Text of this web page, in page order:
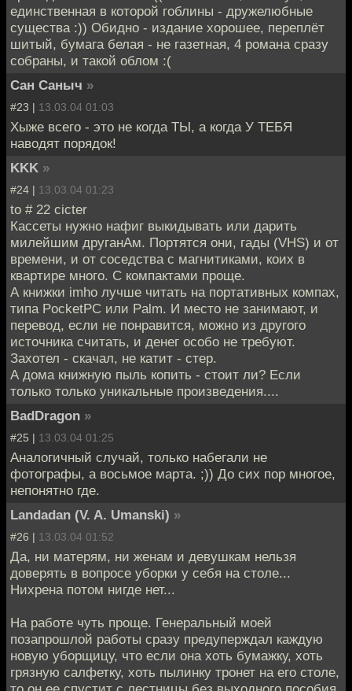
единственная в которой гоблины - дружелюбные
существа :)) Обидно - издание хорошее, переплёт
шитый, бумага белая - не газетная, 4 романа сразу
собраны, и такой облом :(
Cан Саныч »
#23 | 13.03.04 01:03
Хыже всего - это не когда ТЫ, а когда У ТЕБЯ
наводят порядок!
KKK »
#24 | 13.03.04 01:23
to # 22 cicter
Кассеты нужно нафиг выкидывать или дарить
милейшим друганАм. Портятся они, гады (VHS) и от
времени, и от соседства с магнитиками, коих в
квартире много. С компактами проще.
А книжки imho лучше читать на портативных компах,
типа PocketPС или Palm. И место не занимают, и
перевод, если не понравится, можно из другого
источника считать, и денег особо не требуют.
Захотел - скачал, не катит - стер.
А дома книжную пыль копить - стоит ли? Если
только только уникальные произведения....
BadDragon »
#25 | 13.03.04 01:25
Аналогичный случай, только набегали не
фотографы, а восьмое марта. ;)) До сих пор многое,
непонятно где.
Landadan (V. A. Umanski) »
#26 | 13.03.04 01:52
Да, ни матерям, ни женам и девушкам нельзя
доверять в вопросе уборки у себя на столе...
Нихрена потом нигде нет...
На работе чуть проще. Генеральный моей
позапрошлой работы сразу предуперждал каждую
новую уборщицу, что если она хоть бумажку, хоть
грязную салфетку, хоть пылинку тронет на его столе,